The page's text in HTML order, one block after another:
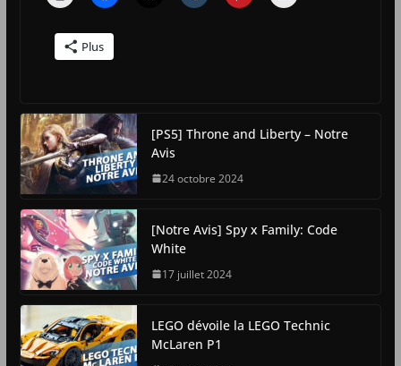
Plus
[PS5] Throne and Liberty – Notre
Avis
24 octobre 2024
[Notre Avis] Spy x Family: Code
White
17 juillet 2024
LEGO dévoile la LEGO Technic
McLaren P1